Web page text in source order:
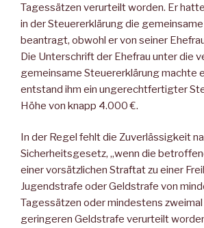
Tagessätzen verurteilt worden. Er
in der Steuererklärung die
beantragt, obwohl er von seiner
Die Unterschrift der Ehefrau unter die
gemeinsame Steuererklärung machte
entstand ihm ein ungerechtfertigter
Höhe von knapp 4.000 €.
In der Regel fehlt die Zuverlässigkeit
Sicherheitsgesetz, „wenn die
einer vorsätzlichen Straftat zu einer
Jugendstrafe oder Geldstrafe von
Tagessätzen oder mindestens zweimal
geringeren Geldstrafe verurteilt